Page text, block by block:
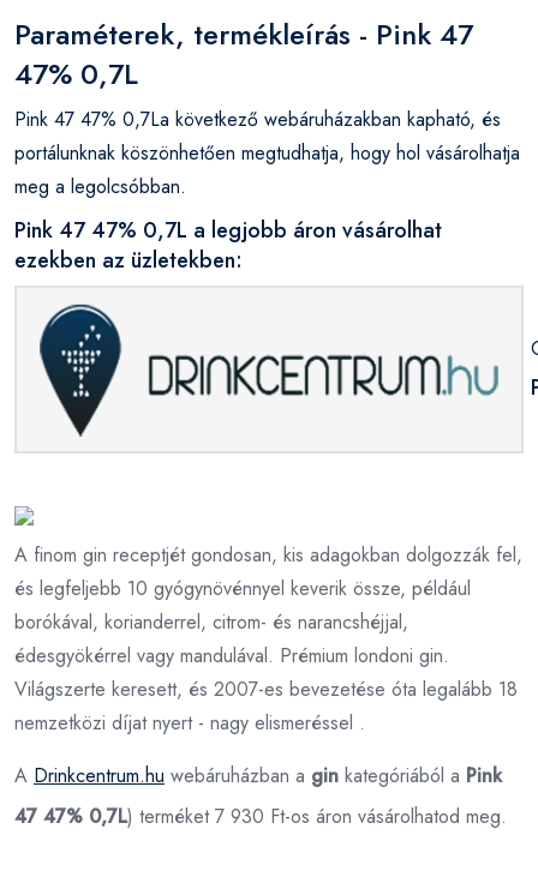
Paraméterek, termékleírás - Pink 47
47% 0,7L
Pink 47 47% 0,7La következő webáruházakban kapható, és
portálunknak köszönhetően megtudhatja, hogy hol vásárolhatja
meg a legolcsóbban.
Pink 47 47% 0,7L a legjobb áron vásárolhat
ezekben az üzletekben:
A finom gin receptjét gondosan, kis adagokban dolgozzák fel,
és legfeljebb 10 gyógynövénnyel keverik össze, például
borókával, korianderrel, citrom- és narancshéjjal,
édesgyökérrel vagy mandulával. Prémium londoni gin.
Világszerte keresett, és 2007-es bevezetése óta legalább 18
nemzetközi díjat nyert - nagy elismeréssel .
A Drinkcentrum.hu webáruházban a gin kategóriából a Pink
47 47% 0,7L) terméket 7 930 Ft-os áron vásárolhatod meg.